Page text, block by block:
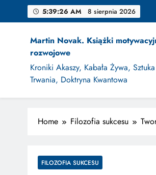
5:39:27 AM 8 sierpnia 2026
Martin Novak. Książki
rozwojowe
Kroniki Akaszy, Kabała Żywa, Sztuka
Trwania, Doktryna Kwantowa
Home Filozofia sukcesu
FILOZOFIA SUKCESU